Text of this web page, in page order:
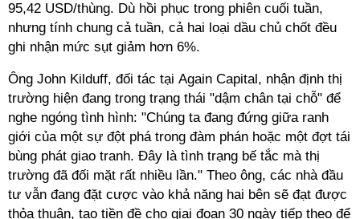
95,42 USD/thùng. Dù hồi phục trong phiên cuối tuần,
nhưng tính chung cả tuần, cả hai loại dầu chủ chốt đều
ghi nhận mức sụt giảm hơn 6%.
Ông John Kilduff, đối tác tại Again Capital, nhận định thị
trường hiện đang trong trạng thái "dậm chân tại chỗ" để
nghe ngóng tình hình: "Chúng ta đang đứng giữa ranh
giới của một sự đột phá trong đàm phán hoặc một đợt tái
bùng phát giao tranh. Đây là tình trạng bế tắc mà thị
trường đã đối mặt rất nhiều lần." Theo ông, các nhà đầu
tư vẫn đang đặt cược vào khả năng hai bên sẽ đạt được
thỏa thuận, tạo tiền đề cho giai đoạn 30 ngày tiếp theo để